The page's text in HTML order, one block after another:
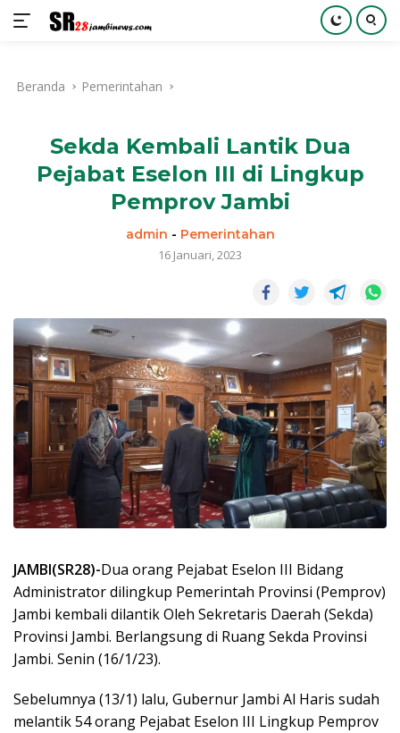
kontenBeranda Pemerintahan
Sekda Kembali Lantik Dua
Pejabat Eselon III di Lingkup
Pemprov Jambi
admin - Pemerintahan
16 Januari, 2023
JAMBI(SR28)-Dua orang Pejabat Eselon III Bidang
Administrator dilingkup Pemerintah Provinsi (Pemprov)
Jambi kembali dilantik Oleh Sekretaris Daerah (Sekda)
Provinsi Jambi. Berlangsung di Ruang Sekda Provinsi
Jambi. Senin (16/1/23).
Sebelumnya (13/1) lalu, Gubernur Jambi Al Haris sudah
melantik 54 orang Pejabat Eselon III Lingkup Pemprov